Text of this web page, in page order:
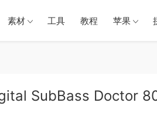
素材 工具 教程 苹果
SubBass Doctor